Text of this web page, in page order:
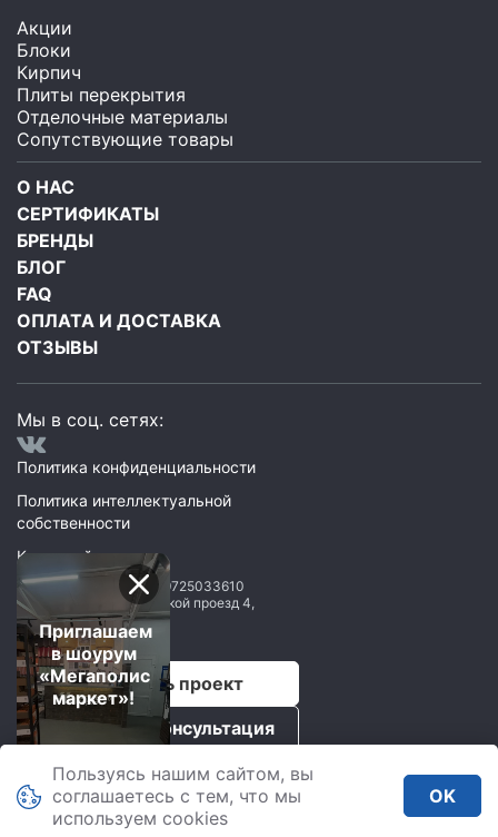
Пользуясь нашим сайтом, вы
соглашаетесь с тем, что мы
используем сookies
OK
Акции
Блоки
Кирпич
Плиты перекрытия
Отделочные материалы
Сопутствующие товары
О НАС
СЕРТИФИКАТЫ
БРЕНДЫ
БЛОГ
FAQ
ОПЛАТА И ДОСТАВКА
ОТЗЫВЫ
Мы в соц. сетях:
Политика конфиденциальности
Политика интеллектуальной
собственности
Карта сайта
ООО Мегаполис ИНН: 9725033610
119071
2 Донской проезд 4,
строение 1, пом. 435
Рассчитать проект
Бесплатная консультация
Мегаполис © 2026.
Все права защищены.
Приглашаем
в шоурум
«Мегаполис
маркет»!